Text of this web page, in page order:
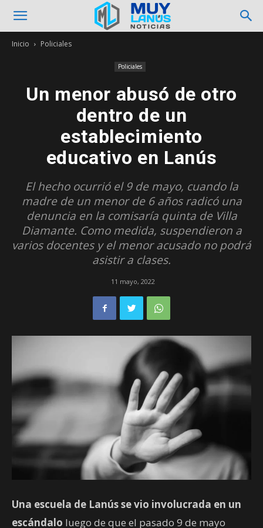
Inicio Policiales
Policiales
Un menor abusó de otro
dentro de un
establecimiento
educativo en Lanús
El hecho ocurrió el 9 de mayo, cuando la
madre de un menor de 6 años radicó una
denuncia en la comisaría quinta de Villa
Diamante. Como medida, suspendieron a
varios docentes y el menor acusado no podrá
asistir a clases.
11 mayo, 2022
Una escuela de Lanús se vio involucrada en un
escándalo luego de que el pasado 9 de mayo